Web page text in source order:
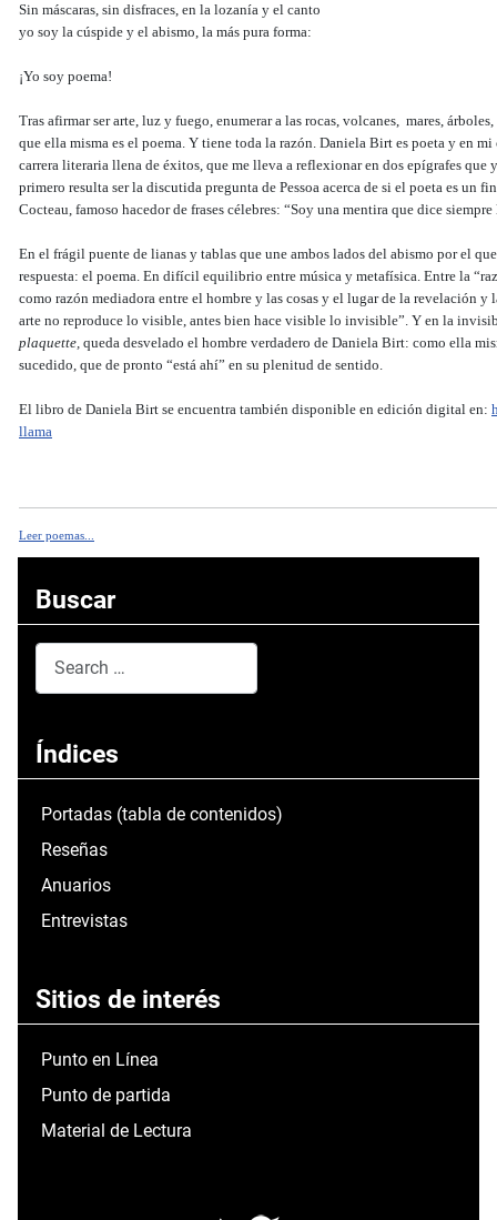
Sin máscaras, sin disfraces, en la lozanía y el canto
yo soy la cúspide y el abismo, la más pura forma:
¡Yo soy poema!
Tras afirmar ser arte, luz y fuego, enumerar a las rocas, volcanes, mares,
que ella misma es el poema. Y tiene toda la razón. Daniela Birt es poeta y en
carrera literaria llena de éxitos, que me lleva a reflexionar en dos epígrafes
primero resulta ser la discutida pregunta de Pessoa acerca de si el poeta es un
Cocteau, famoso hacedor de frases célebres: “Soy una mentira que dice siempre
En el frágil puente de lianas y tablas que une ambos lados del abismo por el
respuesta: el poema. En difícil equilibrio entre música y metafísica. Entre la
como razón mediadora entre el hombre y las cosas y el lugar de la revelación y
arte no reproduce lo visible, antes bien hace visible lo invisible”. Y en la
plaquette, queda desvelado el hombre verdadero de Daniela Birt: como ella
sucedido, que de pronto “está ahí” en su plenitud de sentido.
El libro de Daniela Birt se encuentra también disponible en edición digital en:
llama
Leer poemas...
Buscar
Índices
Portadas (tabla de contenidos)
Reseñas
Anuarios
Entrevistas
Sitios de interés
Punto en Línea
Punto de partida
Material de Lectura